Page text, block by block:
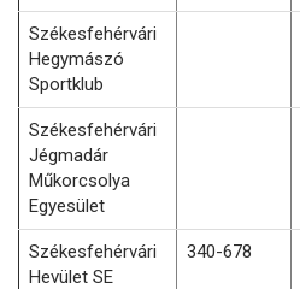
Székesfehérvári
Hegymászó
Sportklub
Székesfehérvári
Jégmadár
Műkorcsolya
Egyesület
Székesfehérvári
Hevület SE
340-678